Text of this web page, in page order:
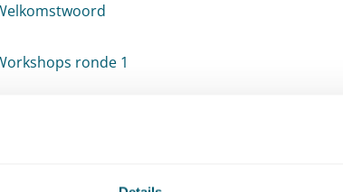
ronde 1